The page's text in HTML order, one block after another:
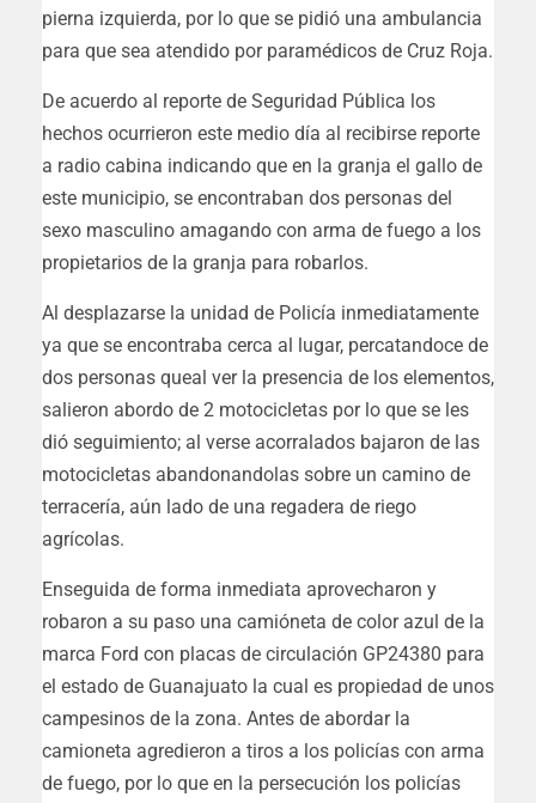
pierna izquierda, por lo que se pidió una ambulancia
para que sea atendido por paramédicos de Cruz Roja.
De acuerdo al reporte de Seguridad Pública los
hechos ocurrieron este medio día al recibirse reporte
a radio cabina indicando que en la granja el gallo de
este municipio, se encontraban dos personas del
sexo masculino amagando con arma de fuego a los
propietarios de la granja para robarlos.
Al desplazarse la unidad de Policía inmediatamente
ya que se encontraba cerca al lugar, percatandoce de
dos personas queal ver la presencia de los elementos,
salieron abordo de 2 motocicletas por lo que se les
dió seguimiento; al verse acorralados bajaron de las
motocicletas abandonandolas sobre un camino de
terracería, aún lado de una regadera de riego
agrícolas.
Enseguida de forma inmediata aprovecharon y
robaron a su paso una camióneta de color azul de la
marca Ford con placas de circulación GP24380 para
el estado de Guanajuato la cual es propiedad de unos
campesinos de la zona. Antes de abordar la
camioneta agredieron a tiros a los policías con arma
de fuego, por lo que en la persecución los policías